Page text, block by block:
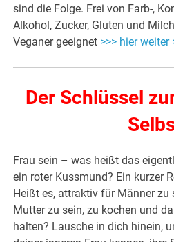
sind die Folge. Frei von Farb-,
Alkohol, Zucker, Gluten und
Veganer geeignet >>> hier weiter
Der Schlüssel
Frau sein – was heißt das
ein roter Kussmund? Ein kurzer
Heißt es, attraktiv für Männer zu
Mutter zu sein, zu kochen und
halten? Lausche in dich hinein,